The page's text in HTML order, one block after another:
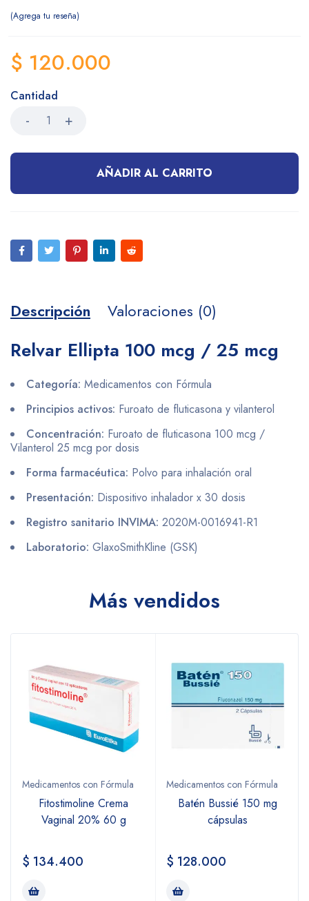
Agrega tu reseña
$ 120.000
Cantidad
AÑADIR AL CARRITO
Descripción Valoraciones (0)
Relvar Ellipta 100 mcg / 25 mcg
Categoría: Medicamentos con Fórmula
Principios activos: Furoato de fluticasona y vilanterol
Concentración: Furoato de fluticasona 100 mcg /
Vilanterol 25 mcg por dosis
Forma farmacéutica: Polvo para inhalación oral
Presentación: Dispositivo inhalador x 30 dosis
Registro sanitario INVIMA: 2020M-0016941-R1
Laboratorio: GlaxoSmithKline (GSK)
Más vendidos
Medicamentos con Fórmula
Fitostimoline Crema
Vaginal 20% 60 g
$ 134.400
Medicamentos con Fórmula
Batén Bussié 150 mg
cápsulas
$ 128.000